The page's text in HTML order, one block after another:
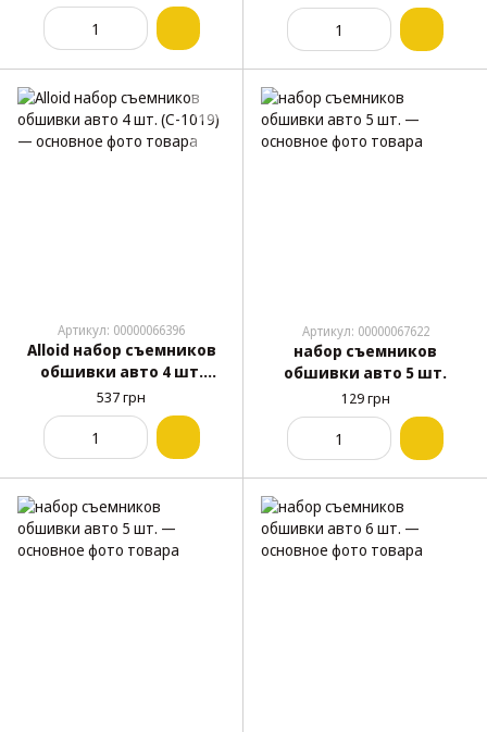
Артикул: 00000066396
Alloid набор съемников
обшивки авто 4 шт.
(С-1019)
537 грн
Артикул: 00000067622
набор съемников
обшивки авто 5 шт.
129 грн